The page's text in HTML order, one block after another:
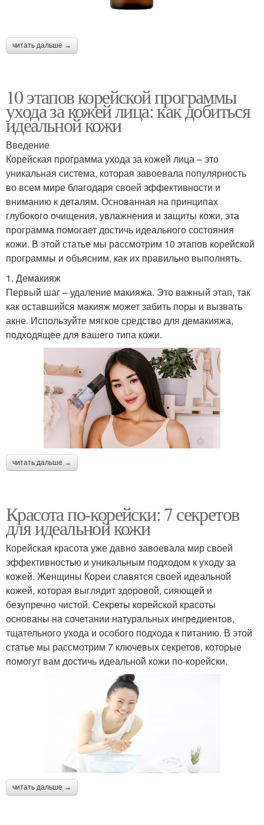
читать дальше →
10 этапов корейской программы
ухода за кожей лица: как добиться
идеальной кожи
Введение
Корейская программа ухода за кожей лица – это
уникальная система, которая завоевала популярность
во всем мире благодаря своей эффективности и
вниманию к деталям. Основанная на принципах
глубокого очищения, увлажнения и защиты кожи, эта
программа помогает достичь идеального состояния
кожи. В этой статье мы рассмотрим 10 этапов корейской
программы и объясним, как их правильно выполнять.
1. Демакияж
Первый шаг – удаление макияжа. Это важный этап, так
как оставшийся макияж может забить поры и вызвать
акне. Используйте мягкое средство для демакияжа,
подходящее для вашего типа кожи.
читать дальше →
Красота по-корейски: 7 секретов
для идеальной кожи
Корейская красота уже давно завоевала мир своей
эффективностью и уникальным подходом к уходу за
кожей. Женщины Кореи славятся своей идеальной
кожей, которая выглядит здоровой, сияющей и
безупречно чистой. Секреты корейской красоты
основаны на сочетании натуральных ингредиентов,
тщательного ухода и особого подхода к питанию. В этой
статье мы рассмотрим 7 ключевых секретов, которые
помогут вам достичь идеальной кожи по-корейски.
читать дальше →